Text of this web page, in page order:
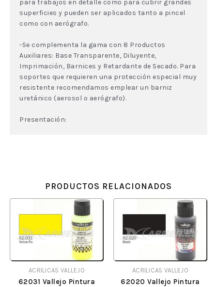
para trabajos en detalle como para cubrir grandes
superficies y pueden ser aplicados tanto a pincel
como con aerógrafo.
-Se complementa la gama con 8 Productos
Auxiliares: Base Transparente, Diluyente,
Imprimación, Barnices y Retardante de Secado. Para
soportes que requieren una protección especial muy
resistente recomendamos emplear un barniz
uretánico (aerosol o aerógrafo).
Presentación:
PRODUCTOS RELACIONADOS
ACRILICAS VALLEJO
62031 Vallejo Pintura
ACRILICAS VALLEJO
62020 Vallejo Pintura